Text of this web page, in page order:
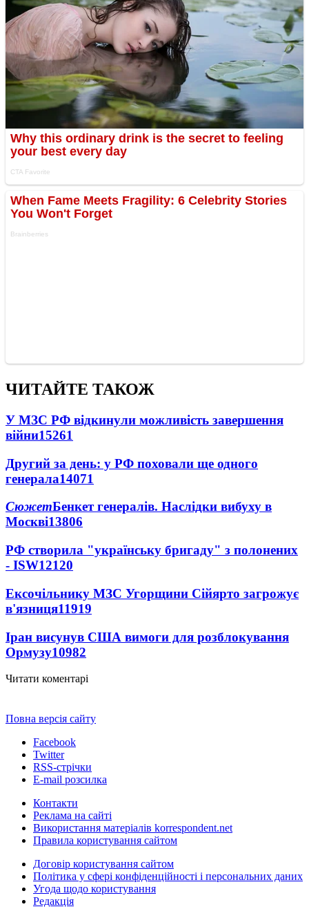
ЧИТАЙТЕ ТАКОЖ
У МЗС РФ відкинули можливість завершення
війни15261
Другий за день: у РФ поховали ще одного
генерала14071
СюжетБенкет генералів. Наслідки вибуху в
Москві13806
РФ створила "українську бригаду" з полонених
- ISW12120
Ексочільнику МЗС Угорщини Сійярто загрожує
в'язниця11919
Іран висунув США вимоги для розблокування
Ормузу10982
Читати коментарі
Повна версія сайту
Facebook
Twitter
RSS-стрічки
E-mail розсилка
Контакти
Реклама на сайті
Використання матеріалів korrespondent.net
Правила користування сайтом
Договір користування сайтом
Політика у сфері конфіденційності і персональних даних
Угода щодо користування
Редакція